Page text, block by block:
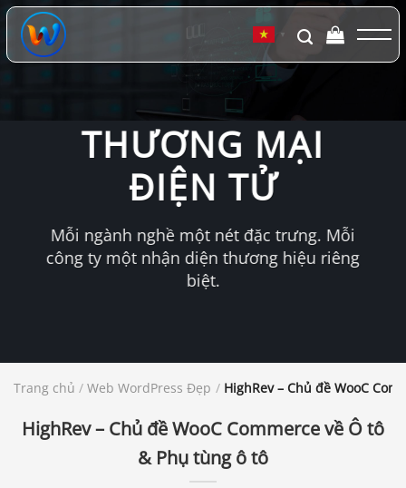
Chuyển
đến
dung
▼
THƯƠNG MẠI
ĐIỆN TỬ
Mỗi ngành nghề một nét đặc trưng. Mỗi
công ty một nhận diện thương hiệu riêng
biệt.
Trang chủ / Web WordPress Đẹp / HighRev – Chủ đề WooC
HighRev – Chủ đề WooC Commerce về Ô tô
& Phụ tùng ô tô